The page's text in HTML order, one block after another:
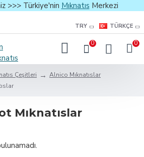
>>> Türkiye'nin Mıknatıs Merkezi
TRY TÜRKÇE
0 0
Çeşitleri
Alnico Mıknatıslar
Mıknatıslar